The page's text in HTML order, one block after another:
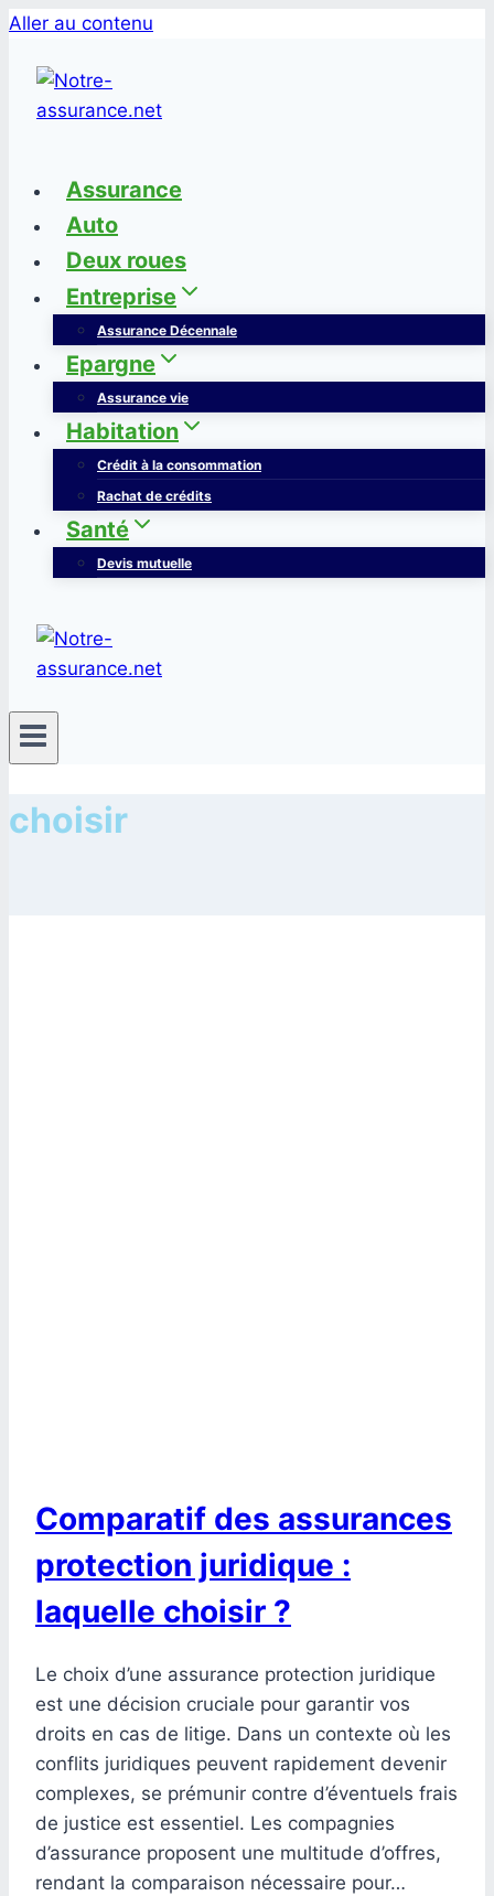
Aller au contenu
Assurance
Auto
Deux roues
Entreprise
Assurance Décennale
Epargne
Assurance vie
Habitation
Crédit à la consommation
Rachat de crédits
Santé
Devis mutuelle
choisir
Comparatif des assurances
protection juridique :
laquelle choisir ?
Le choix d’une assurance protection juridique
est une décision cruciale pour garantir vos
droits en cas de litige. Dans un contexte où les
conflits juridiques peuvent rapidement devenir
complexes, se prémunir contre d’éventuels frais
de justice est essentiel. Les compagnies
d’assurance proposent une multitude d’offres,
rendant la comparaison nécessaire pour…